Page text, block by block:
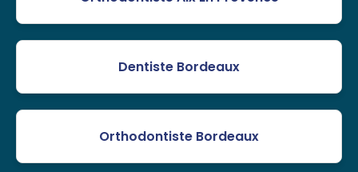
Dentiste Bordeaux
Orthodontiste Bordeaux